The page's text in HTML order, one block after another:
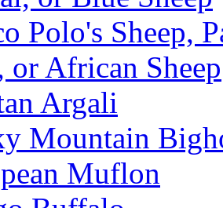
Polo's Sheep,
African Sheep
Argali
Mountain
Muflon